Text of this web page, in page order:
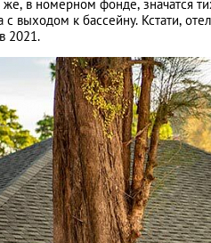
в номерном фонде, значатся
выходом к бассейну. Кстати,
2021.